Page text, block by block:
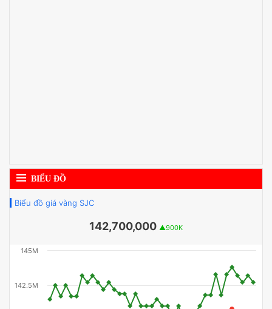
BIỂU ĐỒ
Biểu đồ giá vàng SJC
142,700,000 ▲900K
142.5M
145M